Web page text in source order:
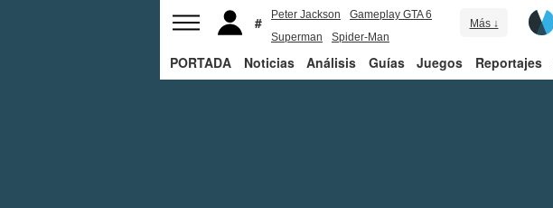
Peter Jackson
Gameplay GTA 6
Superman
Spider-Man
Más ↓
PORTADA Noticias Análisis Guías Juegos Reportajes